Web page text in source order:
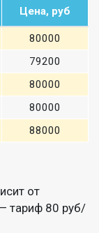
Цена, руб
80000
79200
80000
80000
88000
от
тариф 80 руб/